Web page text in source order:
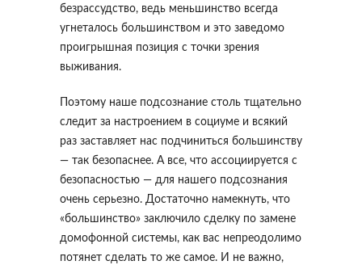
безрассудство, ведь меньшинство всегда
угнеталось большинством и это заведомо
проигрышная позиция с точки зрения
выживания.
Поэтому наше подсознание столь тщательно
следит за настроением в социуме и всякий
раз заставляет нас подчиниться большинству
— так безопаснее. А все, что ассоциируется с
безопасностью — для нашего подсознания
очень серьезно. Достаточно намекнуть, что
«большинство» заключило сделку по замене
домофонной системы, как вас непреодолимо
потянет сделать то же самое. И не важно,